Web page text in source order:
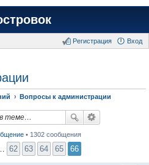
Вход
Регистрация
Вопросы к администрации
• 1302 сообщения
62 63 64 65 66